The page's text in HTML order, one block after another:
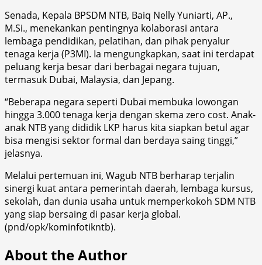
Senada, Kepala BPSDM NTB, Baiq Nelly Yuniarti, AP.,
M.Si., menekankan pentingnya kolaborasi antara
lembaga pendidikan, pelatihan, dan pihak penyalur
tenaga kerja (P3MI). Ia mengungkapkan, saat ini terdapat
peluang kerja besar dari berbagai negara tujuan,
termasuk Dubai, Malaysia, dan Jepang.
“Beberapa negara seperti Dubai membuka lowongan
hingga 3.000 tenaga kerja dengan skema zero cost. Anak-
anak NTB yang dididik LKP harus kita siapkan betul agar
bisa mengisi sektor formal dan berdaya saing tinggi,”
jelasnya.
Melalui pertemuan ini, Wagub NTB berharap terjalin
sinergi kuat antara pemerintah daerah, lembaga kursus,
sekolah, dan dunia usaha untuk memperkokoh SDM NTB
yang siap bersaing di pasar kerja global.
(pnd/opk/kominfotikntb).
About the Author